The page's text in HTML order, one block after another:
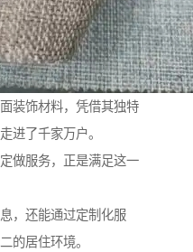
装饰材料，凭借其独特
进了千家万户。
做服务，正是满足这一
，还能通过定制化服
的居住环境。